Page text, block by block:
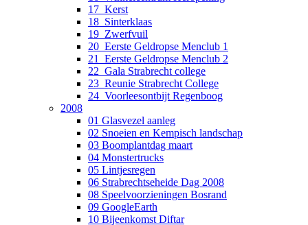
17_Kerst
18_Sinterklaas
19_Zwerfvuil
20_Eerste Geldropse Menclub 1
21_Eerste Geldropse Menclub 2
22_Gala Strabrecht college
23_Reunie Strabrecht College
24_Voorleesontbijt Regenboog
2008
01 Glasvezel aanleg
02 Snoeien en Kempisch landschap
03 Boomplantdag maart
04 Monstertrucks
05 Lintjesregen
06 Strabrechtseheide Dag 2008
08 Speelvoorzieningen Bosrand
09 GoogleEarth
10 Bijeenkomst Diftar